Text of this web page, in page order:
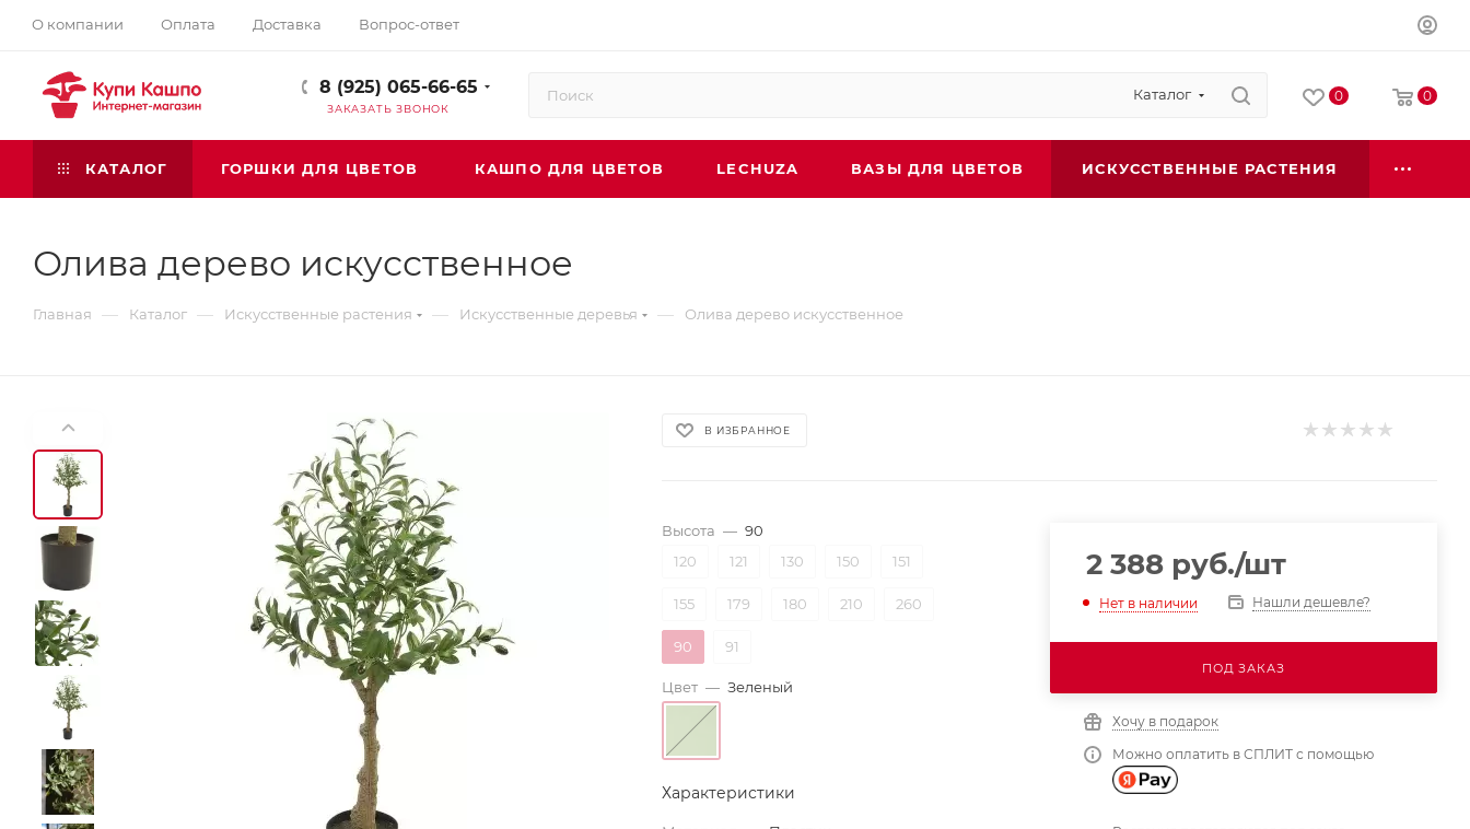
О компании Оплата Доставка Вопрос-ответ
8 (925) 065-66-65
ЗАКАЗАТЬ ЗВОНОК
Каталог 0 0
КАТАЛОГ ГОРШКИ ДЛЯ ЦВЕТОВ КАШПО ДЛЯ ЦВЕТОВ LECHUZA ВАЗЫ ДЛЯ ЦВЕТОВ ИСКУССТВЕННЫЕ РАСТЕНИЯ
Олива дерево искусственное
Главная — Каталог — Искусственные растения — Искусственные деревья — Олива дерево искусственное
В ИЗБРАННОЕ
Высота — 90
120
121 130 150 151
155 179 180 210 260
90 91
Цвет — Зеленый
Характеристики
2 388руб./шт
Нет в наличии Нашли дешевле?
ПОД ЗАКАЗ
Хочу в подарок
Можно оплатить в СПЛИТ с помощью